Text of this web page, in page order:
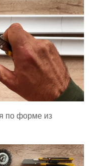
по форме из